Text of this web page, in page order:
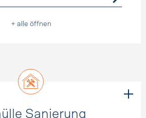
+ alle öffnen
Sanierung